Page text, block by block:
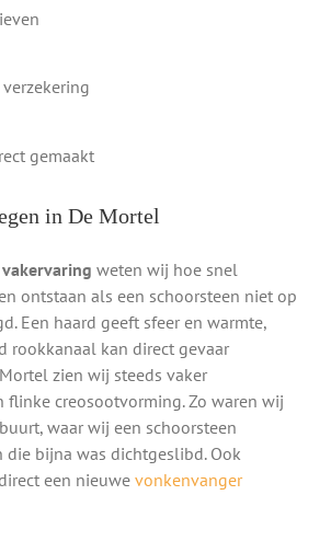
gemaakt
in De Mortel
weten wij hoe snel
ontstaan als een schoorsteen niet op
Een haard geeft sfeer en warmte,
rookkanaal kan direct gevaar
zien wij steeds vaker
flinke creosootvorming. Zo waren wij
waar wij een schoorsteen
die bijna was dichtgeslibd. Ook
een nieuwe vonkenvanger